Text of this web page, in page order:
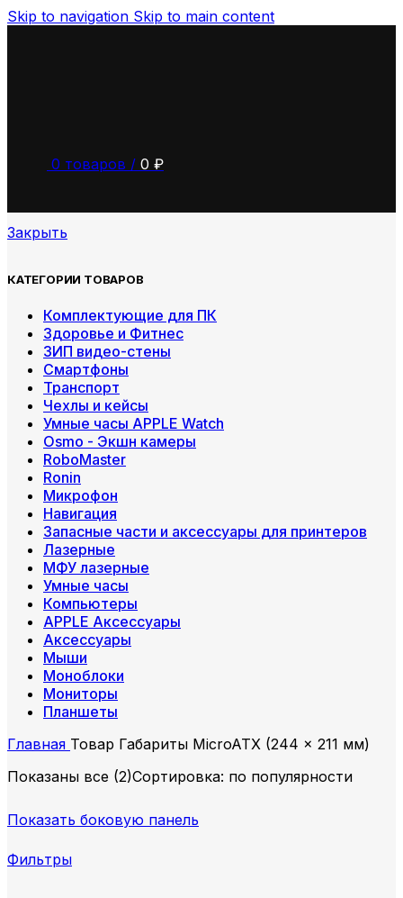
Skip to navigation Skip to main content
0 товаров / 0 ₽
Закрыть
КАТЕГОРИИ ТОВАРОВ
Комплектующие для ПК
Здоровье и Фитнес
ЗИП видео-стены
Смартфоны
Транспорт
Чехлы и кейсы
Умные часы APPLE Watch
Osmo - Экшн камеры
RoboMaster
Ronin
Микрофон
Навигация
Запасные части и аксессуары для принтеров
Лазерные
МФУ лазерные
Умные часы
Компьютеры
APPLE Аксессуары
Аксессуары
Мыши
Моноблоки
Мониторы
Планшеты
Главная Товар Габариты MicroATX (244 x 211 мм)
Показаны все (2)Сортировка: по популярности
Показать боковую панель
Фильтры